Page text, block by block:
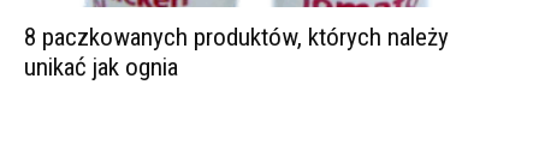
8 paczkowanych produktów, których należy
unikać jak ognia